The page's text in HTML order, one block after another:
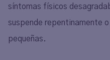
síntomas físicos
suspende repentinamente
pequeñas.